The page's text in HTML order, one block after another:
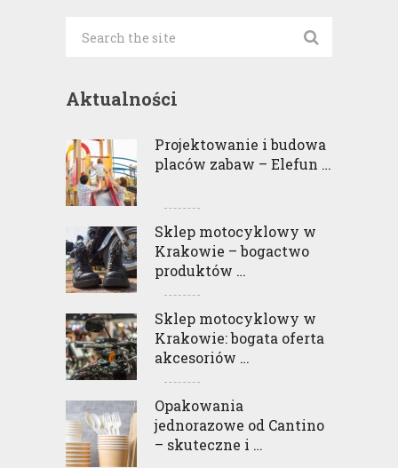
Aktualności
Projektowanie i budowa
placów zabaw – Elefun …
Sklep motocyklowy w
Krakowie – bogactwo
produktów …
Sklep motocyklowy w
Krakowie: bogata oferta
akcesoriów …
Opakowania
jednorazowe od Cantino
– skuteczne i …